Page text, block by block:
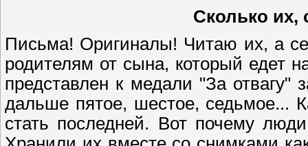
Сколько их,
Письма! Оригиналы! Читаю их, а
родителям от сына, который едет
представлен к медали "За отвагу"
дальше пятое, шестое, седьмое...
стать последней. Вот почему